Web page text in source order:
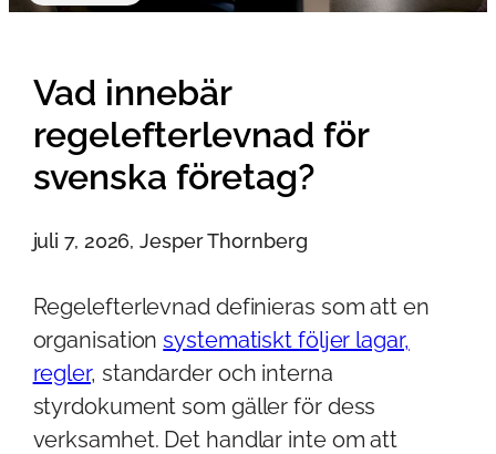
Vad innebär
regelefterlevnad för
svenska företag?
juli 7, 2026, Jesper Thornberg
Regelefterlevnad definieras som att en
organisationsystematiskt följer lagar,
regler, standarder och interna
styrdokument som gäller för dess
verksamhet. Det handlar inte om att